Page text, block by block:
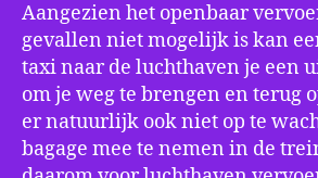
Aangezien het openbaar
gevallen niet mogelijk is kan
taxi naar de luchthaven je een
om je weg te brengen en terug
er natuurlijk ook niet op te
bagage mee te nemen in de